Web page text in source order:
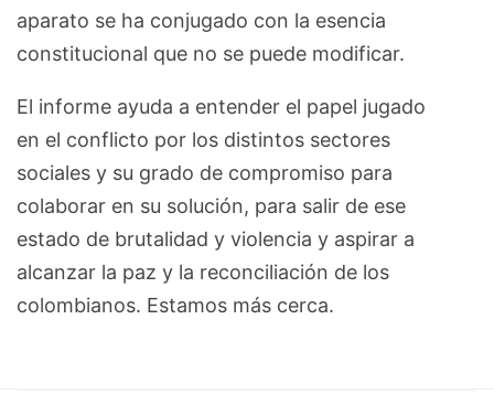
aparato se ha conjugado con la esencia
constitucional que no se puede modificar.
El informe ayuda a entender el papel jugado
en el conflicto por los distintos sectores
sociales y su grado de compromiso para
colaborar en su solución, para salir de ese
estado de brutalidad y violencia y aspirar a
alcanzar la paz y la reconciliación de los
colombianos. Estamos más cerca.